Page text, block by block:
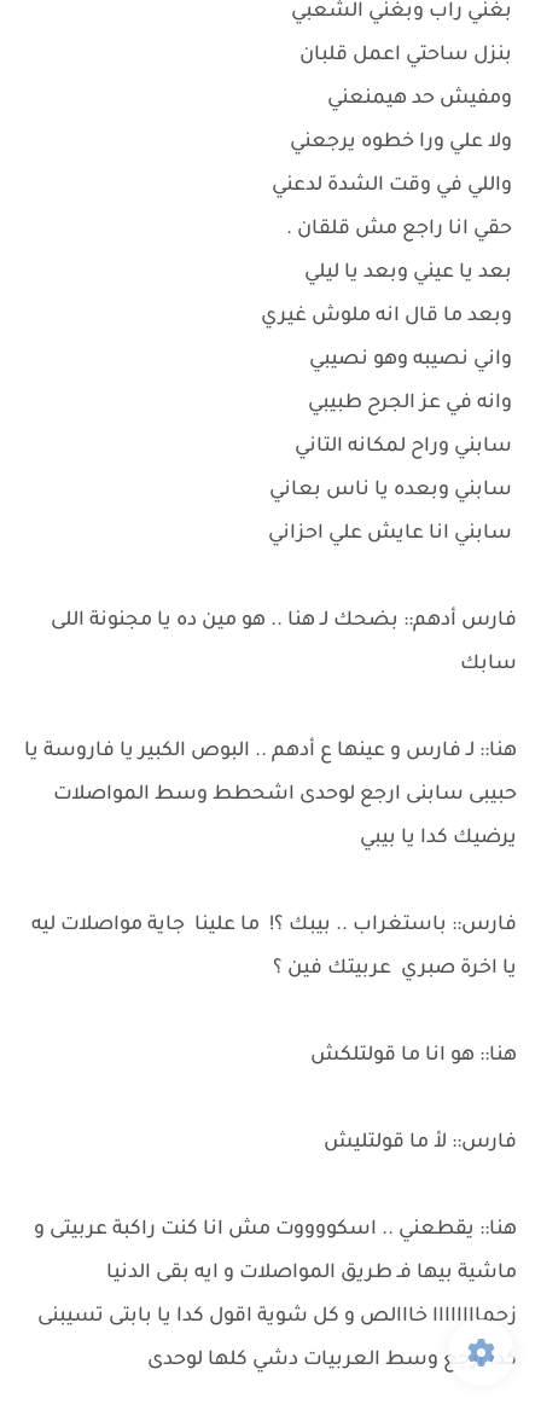
بغني راب وبغني الشعبي
بنزل ساحتي اعمل قلبان
ومفيش حد هيمنعني
ولا علي ورا خطوه يرجعني
واللي في وقت الشدة لدعني
حقي انا راجع مش قلقان .
بعد يا عيني وبعد يا ليلي
وبعد ما قال انه ملوش غيري
واني نصيبه وهو نصيبي
وانه في عز الجرح طبيبي
سابني وراح لمكانه التاني
سابني وبعده يا ناس بعاني
سابني انا عايش علي احزاني
فارس أدهم:: بضحك لـ هنا .. هو مين ده يا مجنونة اللى
سابك
هنا:: لـ فارس و عينها ع أدهم .. البوص الكبير يا فاروسة يا
حبيبى سابنى ارجع لوحدى اشحطط وسط المواصلات
يرضيك كدا يا بيبي
فارس:: باستغراب .. بيبك ؟! ما علينا جاية مواصلات ليه
يا اخرة صبري عربيتك فين ؟
هنا:: هو انا ما قولتلكش
فارس:: لأ ما قولتليش
هنا:: يقطعني .. اسكووووت مش انا كنت راكبة عربيتى و
ماشية بيها فـ طريق المواصلات و ايه بقى الدنيا
زحماااااااا خااالص و كل شوية اقول كدا يا بابتى تسيبنى
كدا ارجع وسط العربيات دشي كلها لوحدى